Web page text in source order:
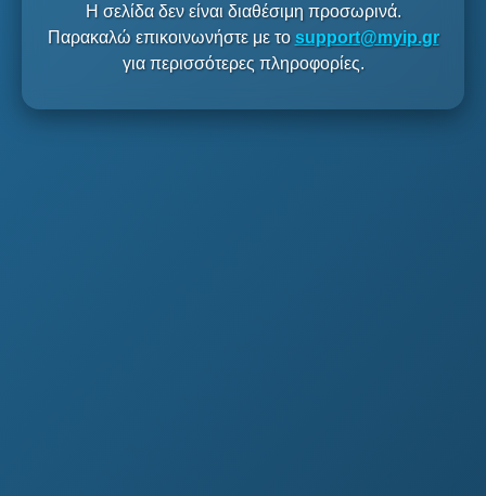
Η σελίδα δεν είναι διαθέσιμη προσωρινά.
Παρακαλώ επικοινωνήστε με το support@myip.gr
για περισσότερες πληροφορίες.